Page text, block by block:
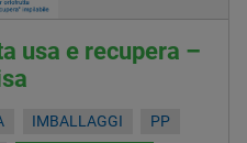
usa e recupera –
IMBALLAGGI
PP